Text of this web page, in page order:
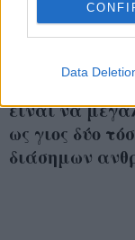
Data
Good Job
είναι να
ως γιος δύο
διάσημων